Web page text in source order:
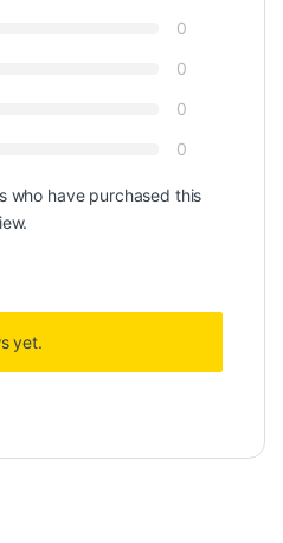
0
0
0
0
who have purchased this
yet.